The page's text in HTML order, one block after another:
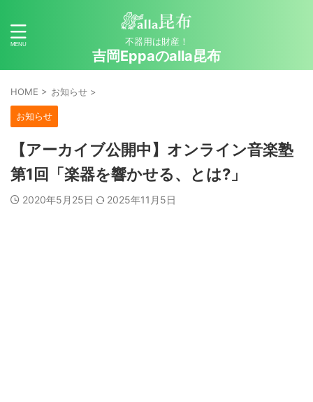
不器用は財産！
吉岡Eppaのalla昆布
HOME > お知らせ >
お知らせ
【アーカイブ公開中】オンライン音楽塾
第1回「楽器を響かせる、とは?」
2020年5月25日 2025年11月5日